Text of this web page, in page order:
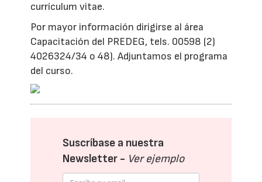
currículum vitae.
Por mayor información dirigirse al área
Capacitación del PREDEG, tels. 00598 (2)
4026324/34 o 48). Adjuntamos el programa
del curso.
Suscríbase a nuestra
Newsletter - Ver ejemplo